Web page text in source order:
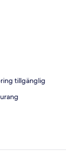
tillgänglig